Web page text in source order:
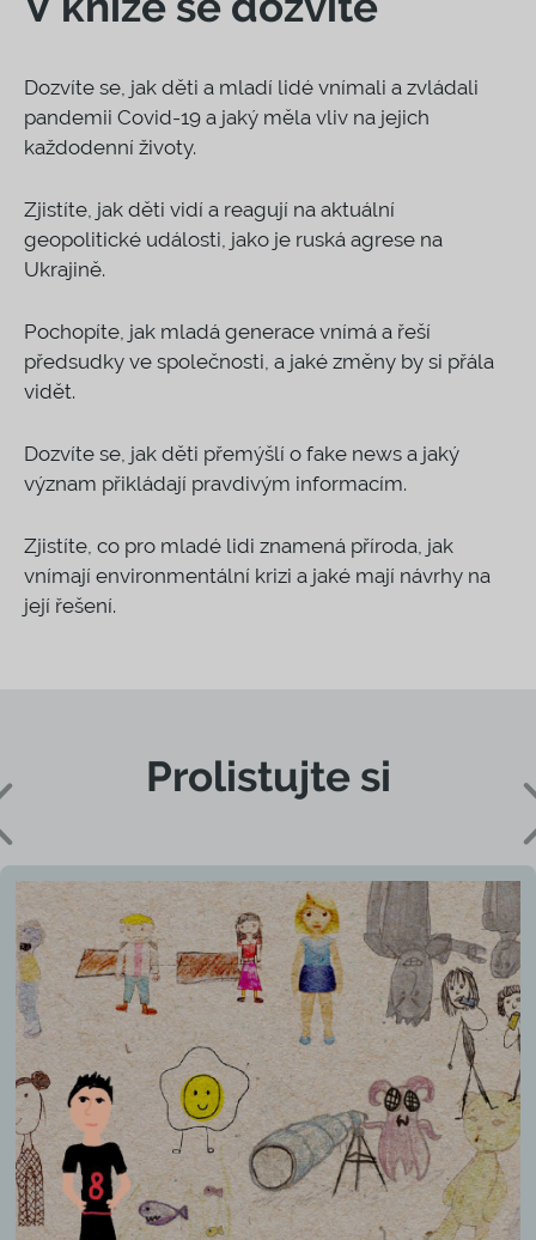
Dozvíte se, jak děti a mladí lidé vnímali a zvládali
pandemii Covid-19 a jaký měla vliv na jejich
každodenní životy.
Zjistíte, jak děti vidí a reagují na aktuální
geopolitické události, jako je ruská agrese na
Ukrajině.
Pochopíte, jak mladá generace vnímá a řeší
předsudky ve společnosti, a jaké změny by si přála
vidět.
Dozvíte se, jak děti přemýšlí o fake news a jaký
význam přikládají pravdivým informacím.
Zjistíte, co pro mladé lidi znamená příroda, jak
vnímají environmentální krizi a jaké mají návrhy na
její řešení.
Prolistujte si